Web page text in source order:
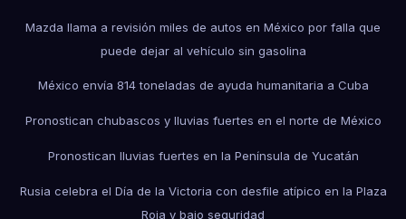
Mazda llama a revisión miles de autos en México por falla que
puede dejar al vehículo sin gasolina
México envía 814 toneladas de ayuda humanitaria a Cuba
Pronostican chubascos y lluvias fuertes en el norte de México
Pronostican lluvias fuertes en la Península de Yucatán
Rusia celebra el Día de la Victoria con desfile atípico en la Plaza
Roja y bajo seguridad